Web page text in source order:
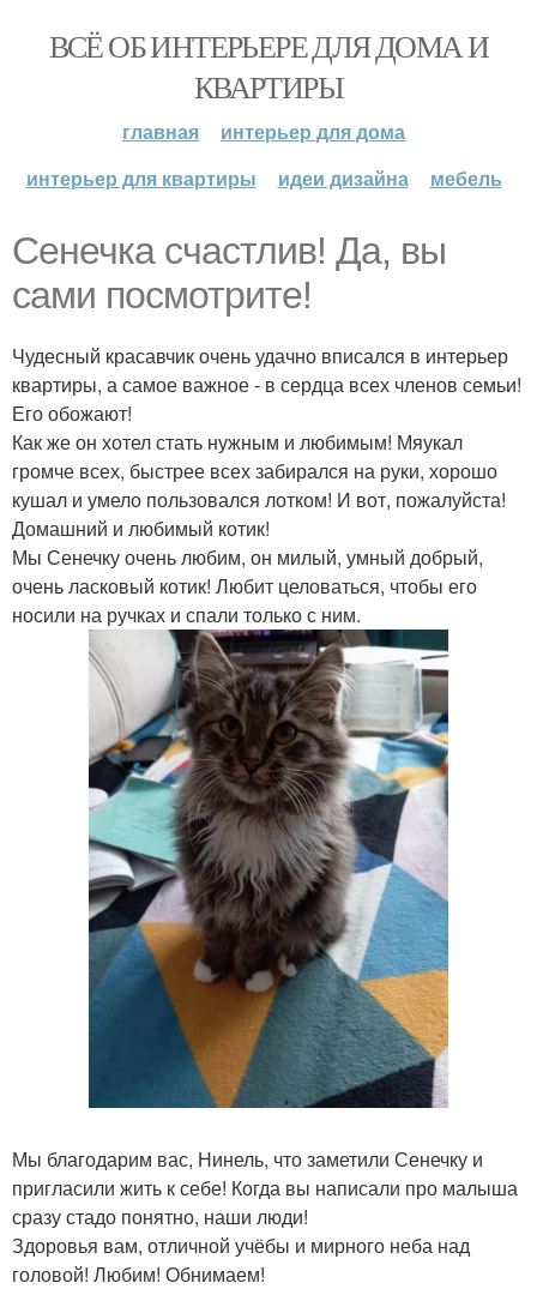
ВСЁ ОБ ИНТЕРЬЕРЕ ДЛЯ ДОМА И
КВАРТИРЫ
главная
интерьер для дома
интерьер для квартиры
идеи дизайна мебель
Сенечка счастлив! Да, вы
сами посмотрите!
Чудесный красавчик очень удачно вписался в интерьер
квартиры, а самое важное - в сердца всех членов семьи!
Его обожают!
Как же он хотел стать нужным и любимым! Мяукал
громче всех, быстрее всех забирался на руки, хорошо
кушал и умело пользовался лотком! И вот, пожалуйста!
Домашний и любимый котик!
Мы Сенечку очень любим, он милый, умный добрый,
очень ласковый котик! Любит целоваться, чтобы его
носили на ручках и спали только с ним.
Мы благодарим вас, Нинель, что заметили Сенечку и
пригласили жить к себе! Когда вы написали про малыша
сразу стадо понятно, наши люди!
Здоровья вам, отличной учёбы и мирного неба над
головой! Любим! Обнимаем!